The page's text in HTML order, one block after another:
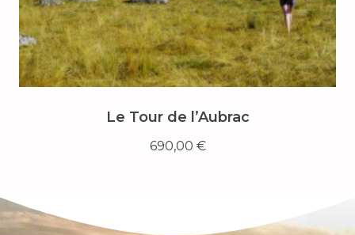
Le Tour de l’Aubrac
690,00 €